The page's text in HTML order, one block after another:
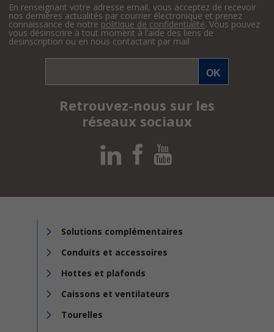
En renseignant votre adresse email, vous acceptez de recevoir
nos dernières actualités par courrier électronique et prenez
connaissance de notre politique de confidentialité. Vous pouvez
vous désinscrire à tout moment à l’aide des liens de
desinscription ou en nous contactant par mail
Retrouvez-nous sur les
réseaux sociaux
Solutions complémentaires
Conduits et accessoires
Hottes et plafonds
Caissons et ventilateurs
Tourelles